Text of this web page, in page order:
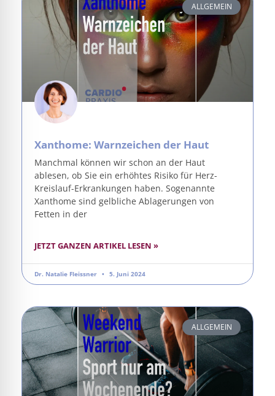
ALLGEMEIN
Xanthome: Warnzeichen der Haut
Manchmal können wir schon an der Haut
ablesen, ob Sie ein erhöhtes Risiko für Herz-
Kreislauf-Erkrankungen haben. Sogenannte
Xanthome sind gelbliche Ablagerungen von
Fetten in der
JETZT GANZEN ARTIKEL LESEN »
Dr. Natalie Fleissner 5. Juni 2024
ALLGEMEIN